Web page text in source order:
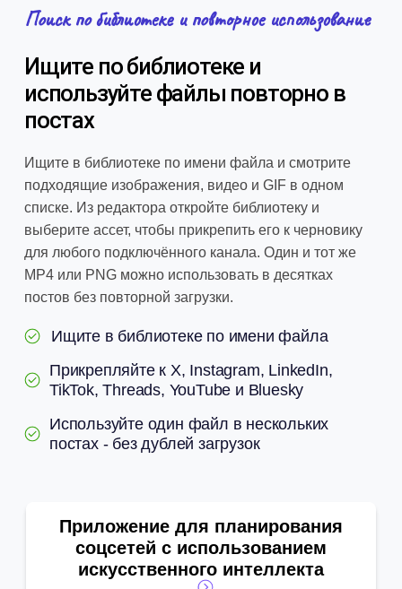
Поиск по библиотеке и повторное использование
Ищите по библиотеке и
используйте файлы повторно в
постах
Ищите в библиотеке по имени файла и смотрите
подходящие изображения, видео и GIF в одном
списке. Из редактора откройте библиотеку и
выберите ассет, чтобы прикрепить его к черновику
для любого подключённого канала. Один и тот же
MP4 или PNG можно использовать в десятках
постов без повторной загрузки.
Ищите в библиотеке по имени файла
Прикрепляйте к X, Instagram, LinkedIn,
TikTok, Threads, YouTube и Bluesky
Используйте один файл в нескольких
постах - без дублей загрузок
Приложение для планирования
соцсетей с использованием
искусственного интеллекта